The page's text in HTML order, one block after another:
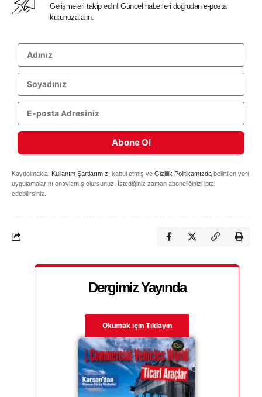
Gelişmeleri takip edin! Güncel haberleri doğrudan e-posta
kutunuza alın.
Abone Ol
Kaydolmakla, Kullanım Şartlarımızı kabul etmiş ve Gizlilik Politikamızda belirtilen veri
uygulamalarını onaylamış olursunuz. İstediğiniz zaman aboneliğinizi iptal
edebilirsiniz.
Dergimiz Yayında
Okumak için Tıklayın